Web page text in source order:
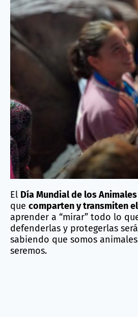
Hoy también se
que cuidan a
inmenso e
Hoy también es el día para
una fecha para conmemorar
supera lo estrictamente
con equipos altamente
las atenciones necesarias a
personal especializado que
la supervivencia de las
mismo tiempo elmáximo